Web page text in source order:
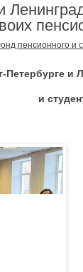
пенсионного и
Петербурге и
и